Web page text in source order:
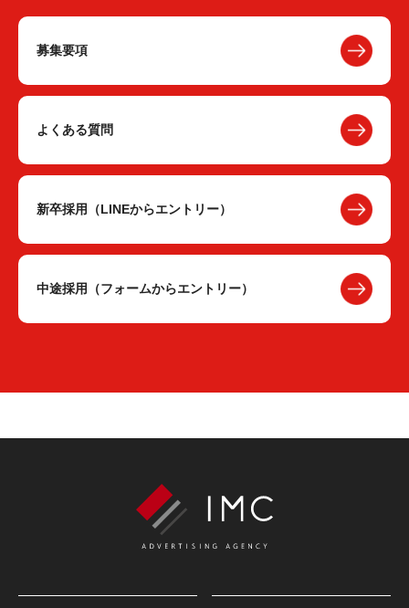
募集要項
よくある質問
新卒採用（LINEからエントリー）
中途採用（フォームからエントリー）